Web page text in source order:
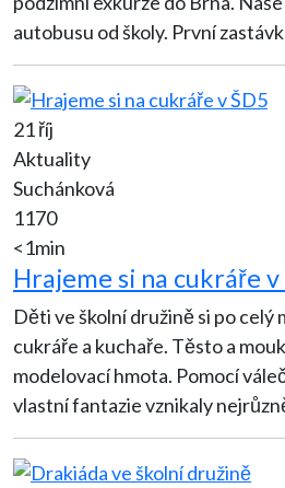
autobusu od školy. První zastávk
21 říj
Aktuality
Suchánková
1170
<1min
Hrajeme si na cukráře v
Děti ve školní družině si po celý
cukráře a kuchaře. Těsto a
modelovací hmota. Pomocí
vlastní fantazie vznikaly